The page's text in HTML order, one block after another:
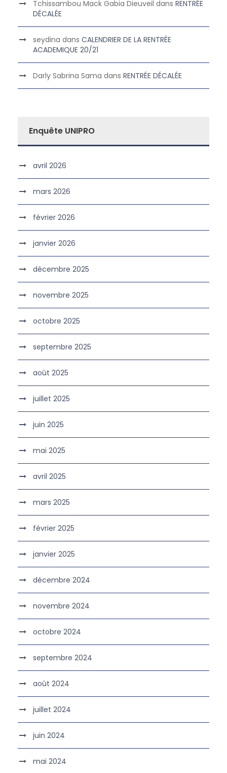
Tchissambou Mack Gabia Dieuveil dans RENTRÉE
DÉCALÉE
seydina dans CALENDRIER DE LA RENTRÉE
ACADEMIQUE 20/21
Darly Sabrina Sama dans RENTRÉE DÉCALÉE
Enquête UNIPRO
avril 2026
mars 2026
février 2026
janvier 2026
décembre 2025
novembre 2025
octobre 2025
septembre 2025
août 2025
juillet 2025
juin 2025
mai 2025
avril 2025
mars 2025
février 2025
janvier 2025
décembre 2024
novembre 2024
octobre 2024
septembre 2024
août 2024
juillet 2024
juin 2024
mai 2024